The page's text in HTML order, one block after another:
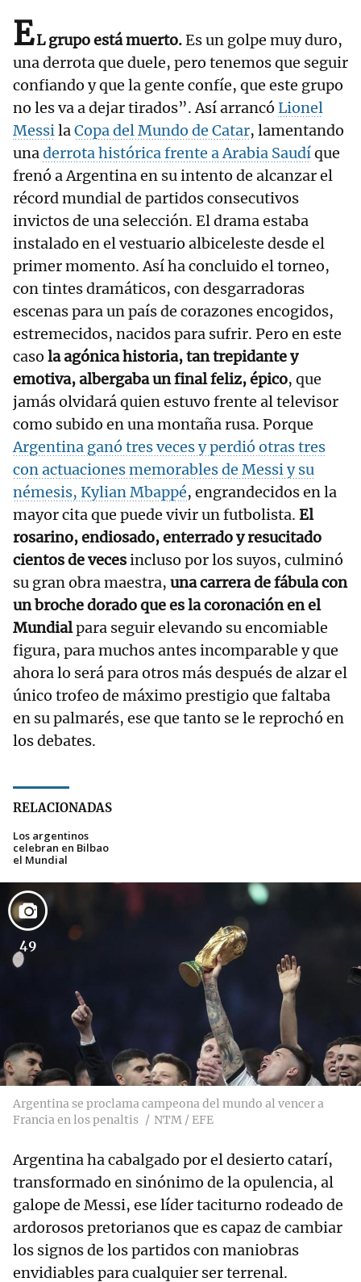
EL grupo está muerto.Es un golpe muy duro,
una derrota que duele, pero tenemos que seguir
confiando y que la gente confíe, que este grupo
no les va a dejar tirados”. Así arrancó Lionel
MessilaCopa del Mundo de Catar, lamentando
unaderrota histórica frente a Arabia Saudíque
frenó a Argentina en su intento de alcanzar el
récord mundial de partidos consecutivos
invictos de una selección. El drama estaba
instalado en el vestuario albiceleste desde el
primer momento. Así ha concluido el torneo,
con tintes dramáticos, con desgarradoras
escenas para un país de corazones encogidos,
estremecidos, nacidos para sufrir. Pero en este
caso la agónica historia, tan trepidante y
emotiva, albergaba un final feliz, épico, que
jamás olvidará quien estuvo frente al televisor
como subido en una montaña rusa. Porque
Argentina ganó tres veces y perdió otras tres
con actuaciones memorables de Messi y su
némesis, Kylian Mbappé, engrandecidos en la
mayor cita que puede vivir un futbolista. El
rosarino, endiosado, enterrado y resucitado
cientos de vecesincluso por los suyos, culminó
su gran obra maestra, una carrera de fábula con
un broche dorado que es la coronación en el
Mundialpara seguir elevando su encomiable
figura, para muchos antes incomparable y que
ahora lo será para otros más después de alzar el
único trofeo de máximo prestigio que faltaba
en su palmarés, ese que tanto se le reprochó en
los debates.
RELACIONADAS
Los argentinos
celebran en Bilbao
el Mundial
49
Argentina se proclama campeona del mundo al vencer a
Francia en los penaltis
NTM / EFE
Argentina ha cabalgado por el desierto catarí,
transformado en sinónimo de la opulencia, al
galope de Messi, ese líder taciturno rodeado de
ardorosos pretorianos que es capaz de cambiar
los signos de los partidos con maniobras
envidiables para cualquier ser terrenal.